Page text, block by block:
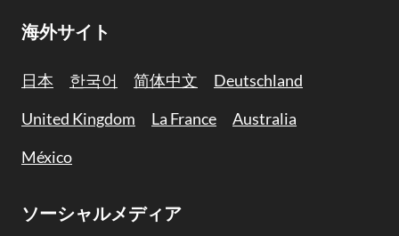
海外サイト
日本 한국어 简体中文
Deutschland
United Kingdom
La France
Australia
México
ソーシャルメディア